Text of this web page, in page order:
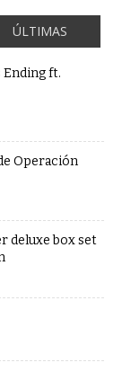
ÚLTIMAS
Ending ft.
Operación
deluxe box set